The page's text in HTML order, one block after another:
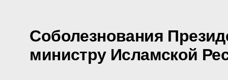
Соболезнования
министру Исламской